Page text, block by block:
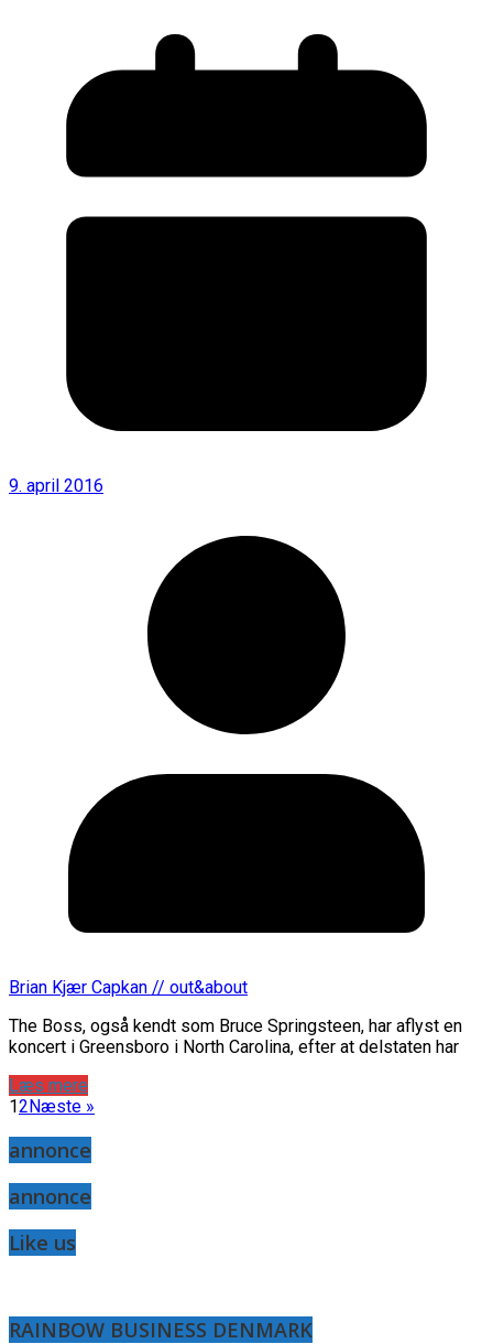
9. april 2016
Brian Kjær Capkan // out&about
The Boss, også kendt som Bruce Springsteen, har aflyst en
koncert i Greensboro i North Carolina, efter at delstaten har
Læs mere
12Næste »
annonce
annonce
Like us
RAINBOW BUSINESS DENMARK